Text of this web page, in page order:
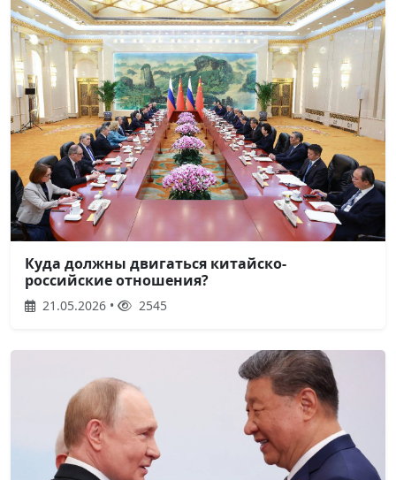
Куда должны двигаться китайско-
российские отношения?
21.05.2026 • 2545